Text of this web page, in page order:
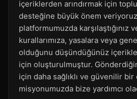
içeriklerden arındırmak için
desteğine büyük önem
platformumuzda karşılaştığınız
kurallarımıza, yasalara veya
olduğunu düşündüğünüz
için oluşturulmuştur.
için daha sağlıklı ve güvenilir
misyonumuzda bize yardımcı